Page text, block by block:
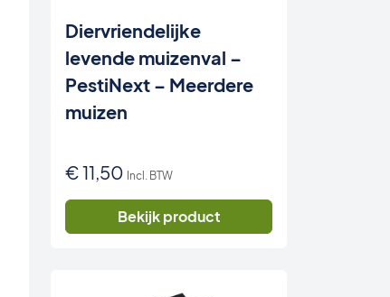
Diervriendelijke
levende muizenval –
PestiNext – Meerdere
muizen
€11,50 Incl. BTW
Bekijk product